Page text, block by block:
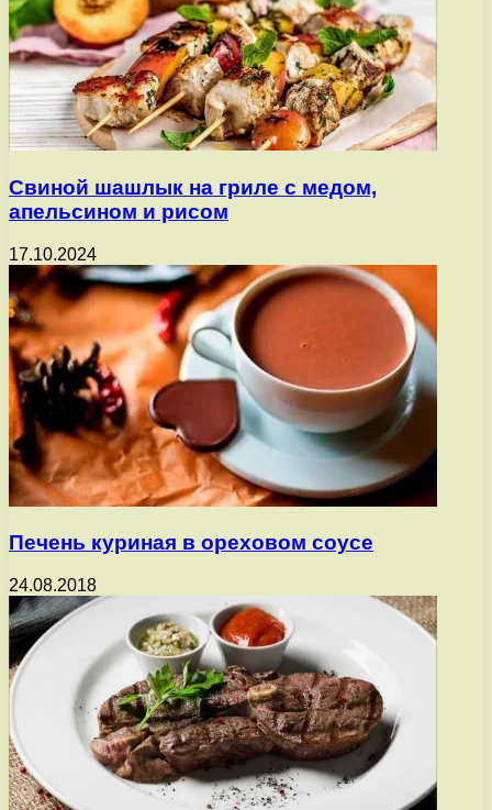
Свиной шашлык на гриле с медом,
апельсином и рисом
17.10.2024
Печень куриная в ореховом соусе
24.08.2018